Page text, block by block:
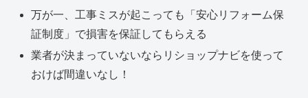
万が一、工事ミスが起こっても「安心リフォーム保
証制度」で損害を保証してもらえる
業者が決まっていないならリショップナビを使って
おけば間違いなし！